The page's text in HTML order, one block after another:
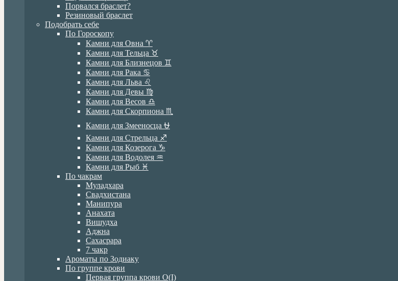
Порвался браслет?
Резиновый браслет
Подобрать себе
По Гороскопу
Камни для Овна ♈️
Камни для Тельца ♉️
Камни для Близнецов ♊️
Камни для Рака ♋️
Камни для Льва ♌️
Камни для Девы ♍️
Камни для Весов ♎️
Камни для Скорпиона ♏️
Камни для Змееносца ⛎
Камни для Стрельца ♐️
Камни для Козерога ♑️
Камни для Водолея ♒️
Камни для Рыб ♓️
По чакрам
Муладхара
Свадхистана
Манипура
Анахата
Вишудха
Аджна
Сахасрара
7 чакр
Ароматы по Зодиаку
По группе крови
Первая группа крови О(I)